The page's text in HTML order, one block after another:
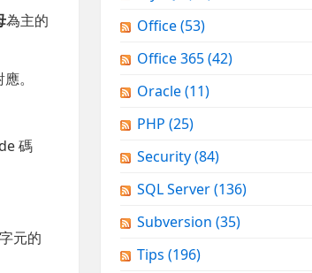
為主的
。
碼
元的
Office(53)
Office 365(42)
Oracle(11)
PHP (25)
Security(84)
SQL Server(136)
Subversion (35)
Tips (196)